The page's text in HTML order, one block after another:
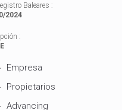
Baleares :
2024
:
Empresa
Propietarios
Advancing